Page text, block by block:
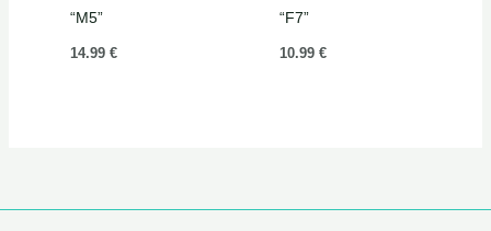
“M5”
14.99 €
“F7”
10.99 €